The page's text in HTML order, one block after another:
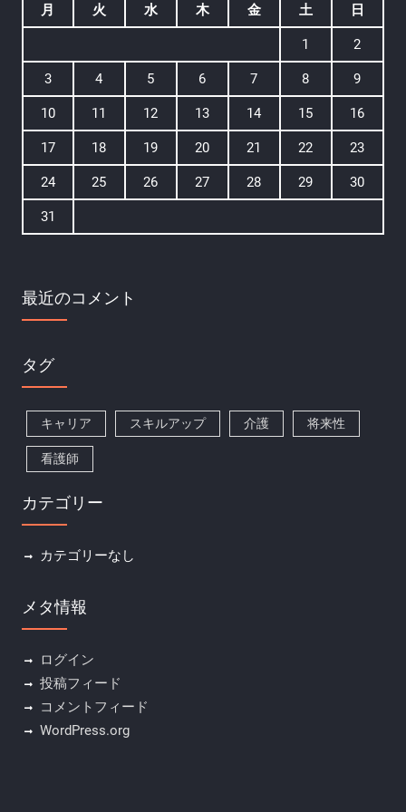
月 火 水 木 金 土 日
1 2
3 4 5 6 7 8 9
10 11 12 13 14 15 16
17 18 19 20 21 22 23
24 25 26 27 28 29 30
31
最近のコメント
タグ
キャリア スキルアップ 介護 将来性
看護師
カテゴリー
カテゴリーなし
メタ情報
ログイン
投稿フィード
コメントフィード
WordPress.org